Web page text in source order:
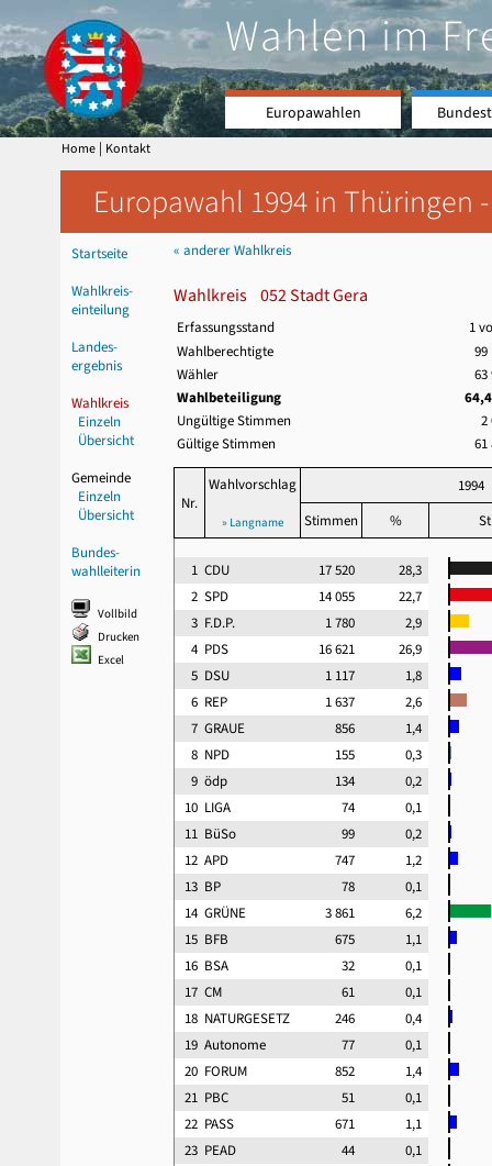
Wahlen im
Europawahlen
Home | Kontakt
Europawahl 1994 in Thüringen
Startseite
Wahlkreis-
einteilung
Landes-
ergebnis
Wahlkreis
Einzeln
Übersicht
Gemeinde
Einzeln
Übersicht
Bundes-
wahlleiterin
Vollbild
Drucken
Excel
« anderer Wahlkreis
Wahlkreis 052 Stadt Gera
Erfassungsstand
1
Wahlberechtigte
99
Wähler
63
Wahlbeteiligung
Ungültige Stimmen
2
Gültige Stimmen
61
Nr.
Wahlvorschlag
» Langname
1994
Stimmen
%
1 CDU 17 520
28,3
2 SPD 14 055
22,7
3 F.D.P. 1 780
2,9
4 PDS 16 621
26,9
5 DSU 1 117
1,8
6 REP 1 637
2,6
7 GRAUE 856
1,4
8 NPD 155
0,3
9 ödp 134
0,2
10 LIGA 74
0,1
11 BüSo 99
0,2
12 APD 747
1,2
13 BP 78
0,1
14 GRÜNE 3 861
6,2
15 BFB 675
1,1
16 BSA 32
0,1
17 CM 61
0,1
18 NATURGESETZ 246
0,4
19 Autonome 77
0,1
20 FORUM 852
1,4
21 PBC 51
0,1
22 PASS 671
1,1
23 PEAD 44
0,1